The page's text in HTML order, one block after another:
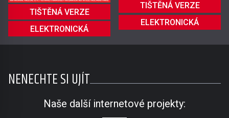
TIŠTĚNÁ VERZE
ELEKTRONICKÁ
TIŠTĚNÁ VERZE
ELEKTRONICKÁ
NENECHTE SI UJÍT
Naše další internetové projekty: